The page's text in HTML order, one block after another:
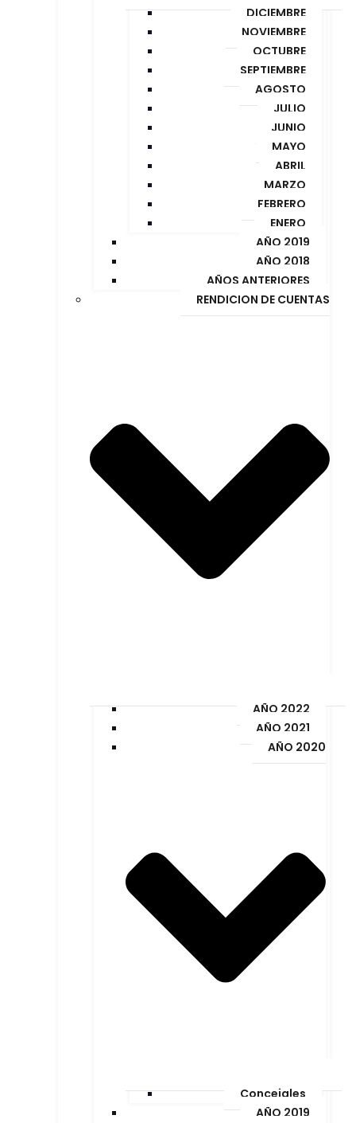
DICIEMBRE
NOVIEMBRE
OCTUBRE
SEPTIEMBRE
AGOSTO
JULIO
JUNIO
MAYO
ABRIL
MARZO
FEBRERO
ENERO
AÑO 2019
AÑO 2018
AÑOS ANTERIORES
RENDICION DE CUENTAS
AÑO 2022
AÑO 2021
AÑO 2020
Concejales
AÑO 2019